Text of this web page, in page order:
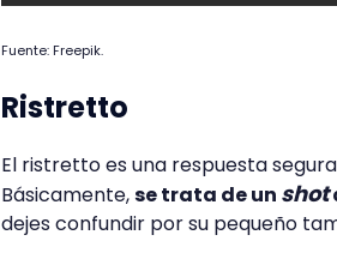
Fuente: Freepik.
Ristretto
El ristretto es una respuesta
Básicamente,se trata de un shot
dejes confundir por su pequeño